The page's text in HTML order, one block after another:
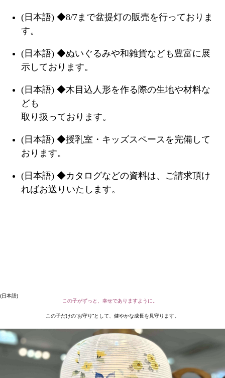
(日本語) ◆8/7まで盆提灯の販売を行っておりま
す。
(日本語) ◆ぬいぐるみや和雑貨なども豊富に展
示しております。
(日本語) ◆木目込人形を作る際の生地や材料な
ども
取り扱っております。
(日本語) ◆授乳室・キッズスペースを完備して
おります。
(日本語) ◆カタログなどの資料は、ご請求頂け
ればお送りいたします。
(日本語)
この子がずっと、幸せでありますように。
この子だけの“お守り”として、健やかな成長を見守ります。